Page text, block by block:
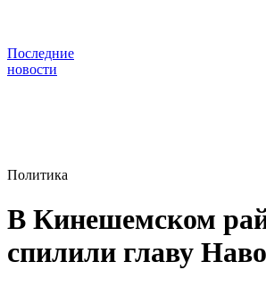
Последние
новости
Политика
В Кинешемском
спилили главу